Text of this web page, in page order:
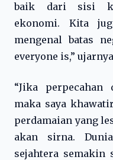
baik dari sisi
ekonomi. Kita
mengenal batas
everyone is,”
“Jika
maka saya
perdamaian yang
akan sirna.
sejahtera semakin